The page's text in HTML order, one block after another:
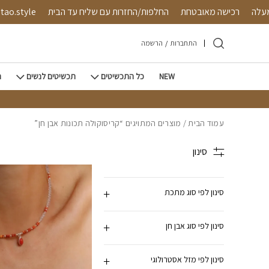
Skip to Content
ש"ח ומעלה רכישה מאובטחת החלפות/החזרות עם שליח
התחברות / הרשמה
NEW כל התכשיטים תכשיטים לנשים
עמוד הבית/ מוצרים המתויגים “קריסוקולה תכונות אבן חן”
סינון
סינון לפי סוג מתכת
סינון לפי סוג אבן חן
סינון לפי מזל אסטרולוגי
בחזרה למעלה